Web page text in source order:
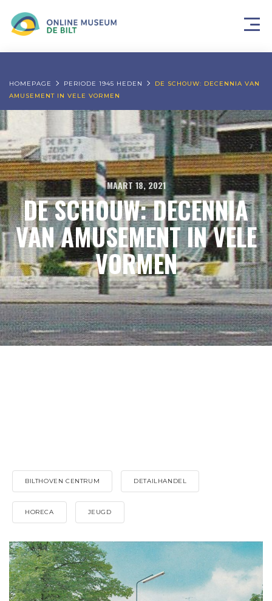
HOMEPAGE PERIODE 1945 HEDEN
DE SCHOUW: DECENNIA VAN
AMUSEMENT IN VELE VORMEN
MAART 18, 2021
DE SCHOUW: DECENNIA
VAN AMUSEMENT IN VELE
VORMEN
BILTHOVEN CENTRUM DETAILHANDEL
HORECA JEUGD